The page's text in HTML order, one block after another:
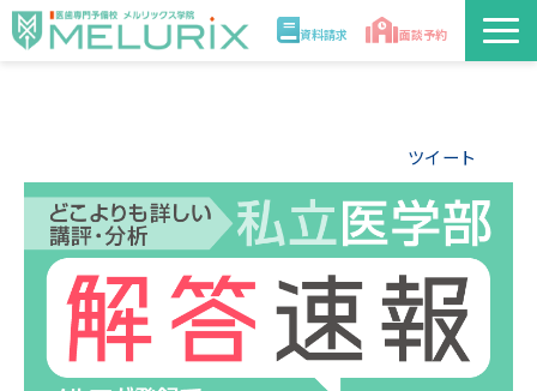
資料請求 面談予約
入学案内
合格実績・合格体験記
ツイート